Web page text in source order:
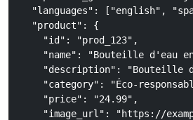
"languages": ["english",
  "product": {
    "id": "prod_123",
"name": "Bouteille d'eau
"description": "Bouteille
"category": "Éco-
    "price": "24.99",
"image_url": "https://